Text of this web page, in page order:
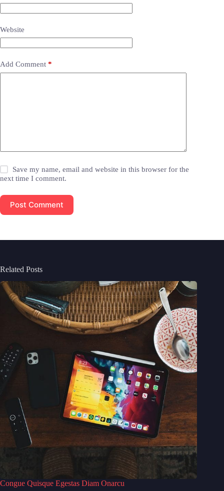
Website
Add Comment *
Save my name, email and website in this browser for the
next time I comment.
Post Comment
Related Posts
Congue Quisque Egestas Diam Onarcu